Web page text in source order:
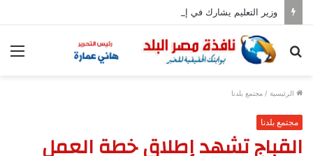
وزير التعليم يشارك في إحياء الذكرى الـ81 لقصف هيروشيما
بحث
الرئيسية / مجتمع بلدنا
مجتمع بلدنا
القباج تشهد إطلاق خطة العمل